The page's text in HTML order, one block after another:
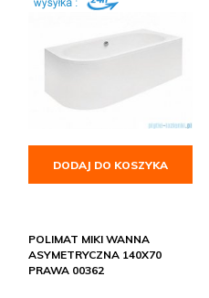
DODAJ DO KOSZYKA
POLIMAT MIKI WANNA
ASYMETRYCZNA 140X70
PRAWA 00362